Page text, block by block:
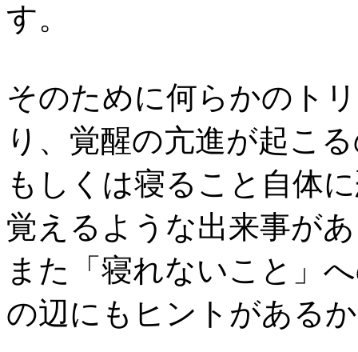
す。
そのために何らかのト
り、覚醒の亢進が起こ
もしくは寝ること自体
覚えるような出来事が
また「寝れないこと」
の辺にもヒントがある